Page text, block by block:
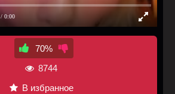
/ 0:00
70%
8744
В избранное